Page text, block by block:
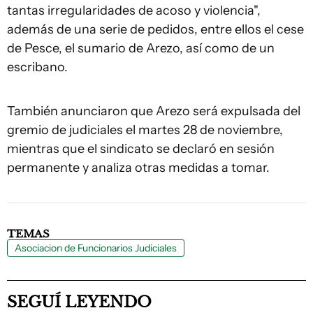
tantas irregularidades de acoso y violencia",
además de una serie de pedidos, entre ellos el cese
de Pesce, el sumario de Arezo, así como de un
escribano.
También anunciaron que Arezo será expulsada del
gremio de judiciales el martes 28 de noviembre,
mientras que el sindicato se declaró en sesión
permanente y analiza otras medidas a tomar.
TEMAS
Asociacion de Funcionarios Judiciales
SEGUÍ LEYENDO